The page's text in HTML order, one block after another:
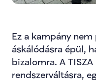
Ez a kampány
áskálódásra épül,
bizalomra. A
rendszerváltásra,